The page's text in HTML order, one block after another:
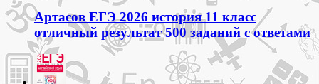
Артасов ЕГЭ 2026 история 11 класс
отличный результат 500 заданий с ответами